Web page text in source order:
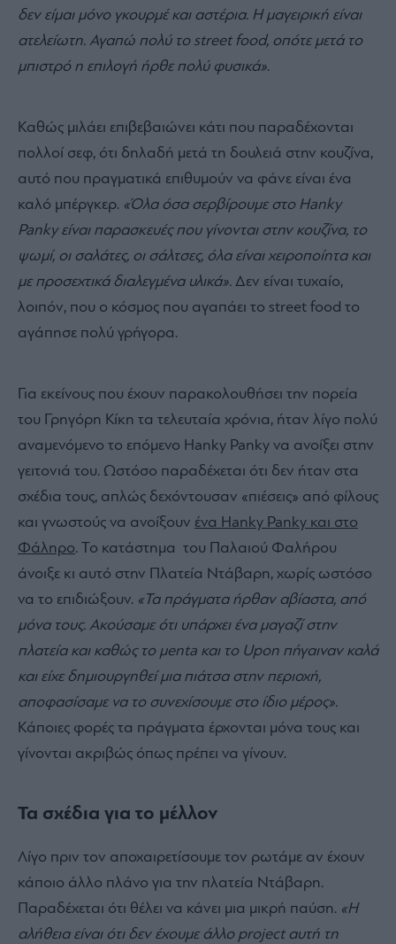
δεν είμαι μόνο γκουρμέ και αστέρια. Η μαγειρική είναι
ατελείωτη. Αγαπώ πολύ το street food, οπότε μετά το
μπιστρό η επιλογή ήρθε πολύ φυσικά».
Καθώς μιλάει επιβεβαιώνει κάτι που παραδέχονται
πολλοί σεφ, ότι δηλαδή μετά τη δουλειά στην κουζίνα,
αυτό που πραγματικά επιθυμούν να φάνε είναι ένα
καλό μπέργκερ. «Όλα όσα σερβίρουμε στο Hanky
Panky είναι παρασκευές που γίνονται στην κουζίνα, το
ψωμί, οι σαλάτες, οι σάλτσες, όλα είναι χειροποίητα και
με προσεχτικά διαλεγμένα υλικά». Δεν είναι τυχαίο,
λοιπόν, που ο κόσμος που αγαπάει το street food το
αγάπησε πολύ γρήγορα.
Για εκείνους που έχουν παρακολουθήσει την πορεία
του Γρηγόρη Κίκη τα τελευταία χρόνια, ήταν λίγο πολύ
αναμενόμενο το επόμενο Hanky Panky να ανοίξει στην
γειτονιά του. Ωστόσο παραδέχεται ότι δεν ήταν στα
σχέδια τους, απλώς δεχόντουσαν «πιέσεις» από φίλους
και γνωστούς να ανοίξουν ένα Hanky Panky και στο
Φάληρο. Το κατάστημα του Παλαιού Φαλήρου
άνοιξε κι αυτό στην Πλατεία Ντάβαρη, χωρίς ωστόσο
να το επιδιώξουν. «Τα πράγματα ήρθαν αβίαστα, από
μόνα τους. Ακούσαμε ότι υπάρχει ένα μαγαζί στην
πλατεία και καθώς το μenta και το Upon πήγαιναν καλά
και είχε δημιουργηθεί μια πιάτσα στην περιοχή,
αποφασίσαμε να το συνεχίσουμε στο ίδιο μέρος».
Κάποιες φορές τα πράγματα έρχονται μόνα τους και
γίνονται ακριβώς όπως πρέπει να γίνουν.
Τα σχέδια για το μέλλον
Λίγο πριν τον αποχαιρετίσουμε τον ρωτάμε αν έχουν
κάποιο άλλο πλάνο για την πλατεία Ντάβαρη.
Παραδέχεται ότι θέλει να κάνει μια μικρή παύση. «Η
αλήθεια είναι ότι δεν έχουμε άλλο project αυτή τη